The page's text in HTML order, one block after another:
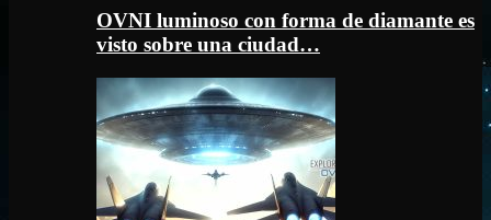
OVNI luminoso con forma de diamante es
visto sobre una ciudad…